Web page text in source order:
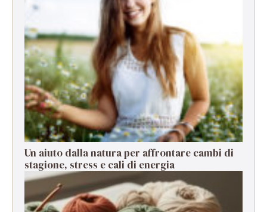
Un aiuto dalla natura per affrontare cambi di
stagione, stress e cali di energia